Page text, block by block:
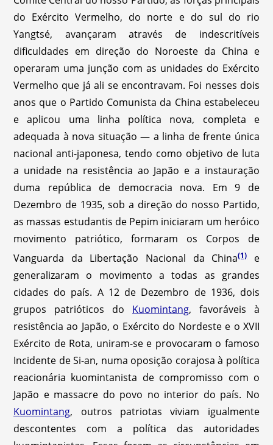
do Exército Vermelho, do norte e do sul do rio
Yangtsé, avançaram através de indescritíveis
dificuldades em direção do Noroeste da China e
operaram uma junção com as unidades do Exército
Vermelho que já ali se encontravam. Foi nesses dois
anos que o Partido Comunista da China estabeleceu
e aplicou uma linha política nova, completa e
adequada à nova situação — a linha de frente única
nacional anti-japonesa, tendo como objetivo de luta
a unidade na resistência ao Japão e a instauração
duma república de democracia nova. Em 9 de
Dezembro de 1935, sob a direção do nosso Partido,
as massas estudantis de Pepim iniciaram um heróico
movimento patriótico, formaram os Corpos de
Vanguarda da Libertação Nacional da China(1)e
generalizaram o movimento a todas as grandes
cidades do país. A 12 de Dezembro de 1936, dois
grupos patrióticos do Kuomintang, favoráveis à
resistência ao Japão, o Exército do Nordeste e o XVII
Exército de Rota, uniram-se e provocaram o famoso
Incidente de Si-an, numa oposição corajosa à política
reacionária kuomintanista de compromisso com o
Japão e massacre do povo no interior do país. No
Kuomintang, outros patriotas viviam igualmente
descontentes com a política das autoridades